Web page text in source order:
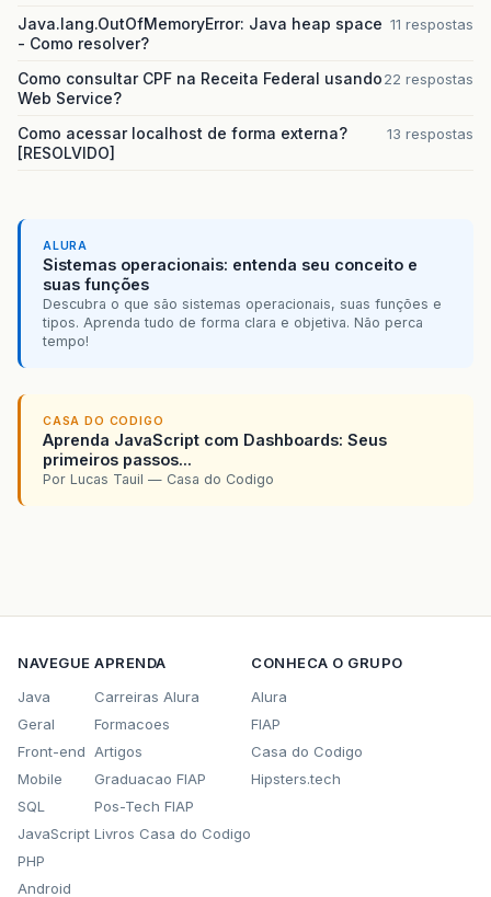
Java.lang.OutOfMemoryError: Java heap space
- Como resolver?
11 respostas
Como consultar CPF na Receita Federal usando
Web Service?
22 respostas
Como acessar localhost de forma externa?
[RESOLVIDO]
13 respostas
ALURA
Sistemas operacionais: entenda seu conceito e
suas funções
Descubra o que são sistemas operacionais, suas funções e
tipos. Aprenda tudo de forma clara e objetiva. Não perca
tempo!
CASA DO CODIGO
Aprenda JavaScript com Dashboards: Seus
primeiros passos...
Por Lucas Tauil — Casa do Codigo
NAVEGUE
Java
Geral
Front-end
Mobile
SQL
JavaScript
PHP
Android
APRENDA
Carreiras Alura
Formacoes
Artigos
Graduacao FIAP
Pos-Tech FIAP
Livros Casa do Codigo
CONHECA O GRUPO
Alura
FIAP
Casa do Codigo
Hipsters.tech